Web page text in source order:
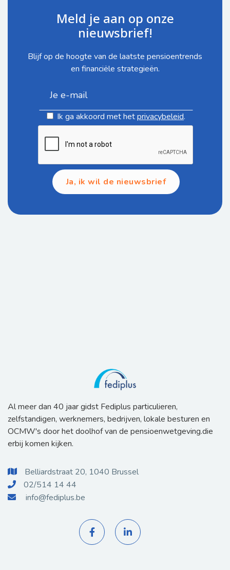
Meld je aan op onze
nieuwsbrief!
Blijf op de hoogte van de laatste pensioentrends
en financiële strategieën.
Ik ga akkoord met hetprivacybeleid.
Al meer dan 40 jaar gidst Fediplus particulieren,
zelfstandigen, werknemers, bedrijven, lokale besturen en
OCMW's door het doolhof van de pensioenwetgeving.die
erbij komen kijken.
 Belliardstraat 20, 1040 Brussel
 02/514 14 44
 info@fediplus.be
 